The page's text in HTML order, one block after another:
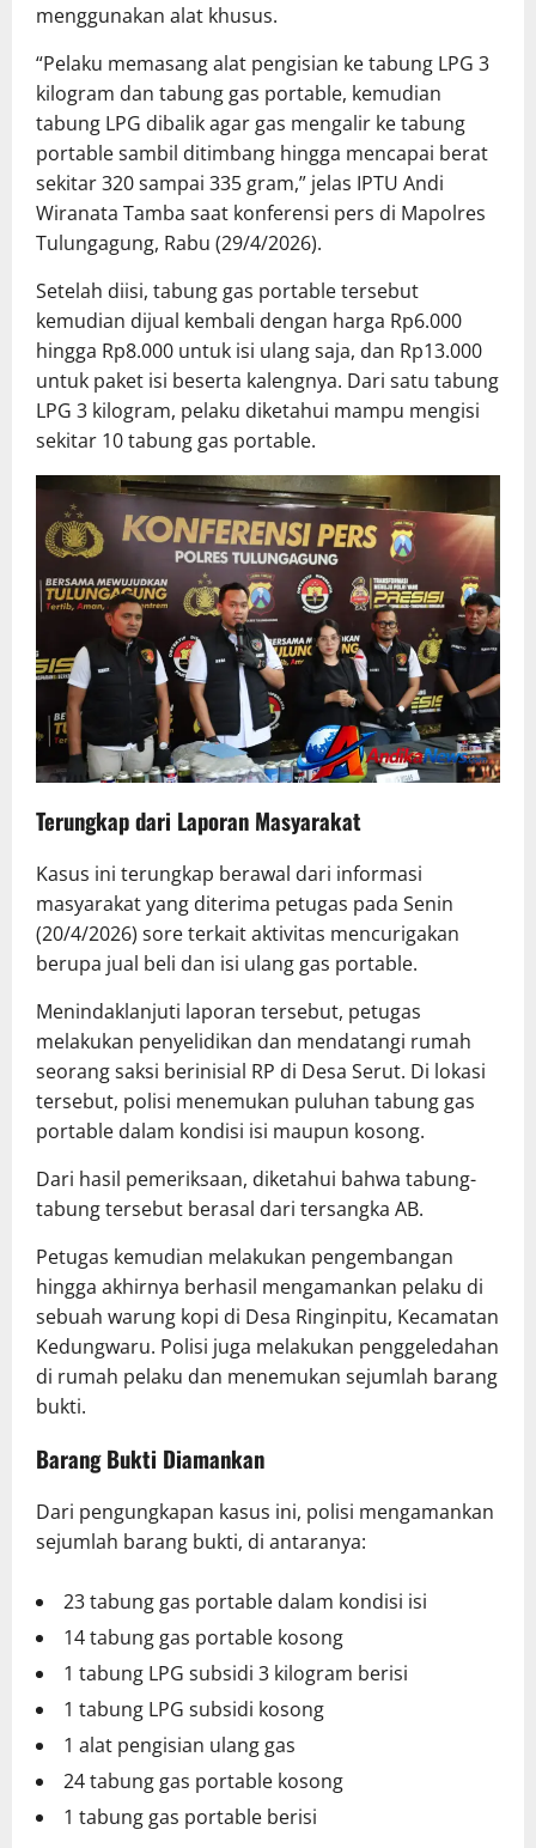
menggunakan alat khusus.
“Pelaku memasang alat pengisian ke tabung LPG 3
kilogram dan tabung gas portable, kemudian
tabung LPG dibalik agar gas mengalir ke tabung
portable sambil ditimbang hingga mencapai berat
sekitar 320 sampai 335 gram,” jelas IPTU Andi
Wiranata Tamba saat konferensi pers di Mapolres
Tulungagung, Rabu (29/4/2026).
Setelah diisi, tabung gas portable tersebut
kemudian dijual kembali dengan harga Rp6.000
hingga Rp8.000 untuk isi ulang saja, dan Rp13.000
untuk paket isi beserta kalengnya. Dari satu tabung
LPG 3 kilogram, pelaku diketahui mampu mengisi
sekitar 10 tabung gas portable.
Terungkap dari Laporan Masyarakat
Kasus ini terungkap berawal dari informasi
masyarakat yang diterima petugas pada Senin
(20/4/2026) sore terkait aktivitas mencurigakan
berupa jual beli dan isi ulang gas portable.
Menindaklanjuti laporan tersebut, petugas
melakukan penyelidikan dan mendatangi rumah
seorang saksi berinisial RP di Desa Serut. Di lokasi
tersebut, polisi menemukan puluhan tabung gas
portable dalam kondisi isi maupun kosong.
Dari hasil pemeriksaan, diketahui bahwa tabung-
tabung tersebut berasal dari tersangka AB.
Petugas kemudian melakukan pengembangan
hingga akhirnya berhasil mengamankan pelaku di
sebuah warung kopi di Desa Ringinpitu, Kecamatan
Kedungwaru. Polisi juga melakukan penggeledahan
di rumah pelaku dan menemukan sejumlah barang
bukti.
Barang Bukti Diamankan
Dari pengungkapan kasus ini, polisi mengamankan
sejumlah barang bukti, di antaranya:
23 tabung gas portable dalam kondisi isi
14 tabung gas portable kosong
1 tabung LPG subsidi 3 kilogram berisi
1 tabung LPG subsidi kosong
1 alat pengisian ulang gas
24 tabung gas portable kosong
1 tabung gas portable berisi